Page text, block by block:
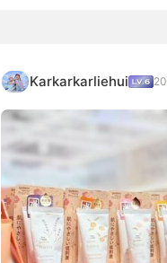
Karkarkarliehui